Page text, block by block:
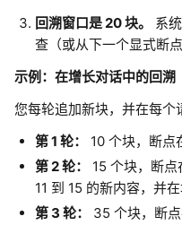
回溯窗口是 20 块。
系
查（或从下一个显式断
示例：在增长对话中的回溯
您每轮追加新块，并在每个
第 1 轮：
10 个块，断点
第 2 轮：
15 个块，断
11 到 15 的新内容，并
第 3 轮：
35 个块，断